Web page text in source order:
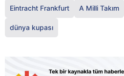
Eintracht Frankfurt A Milli Takım
dünya kupası